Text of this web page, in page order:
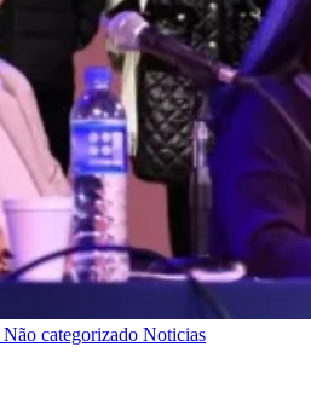
Não categorizado Noticias